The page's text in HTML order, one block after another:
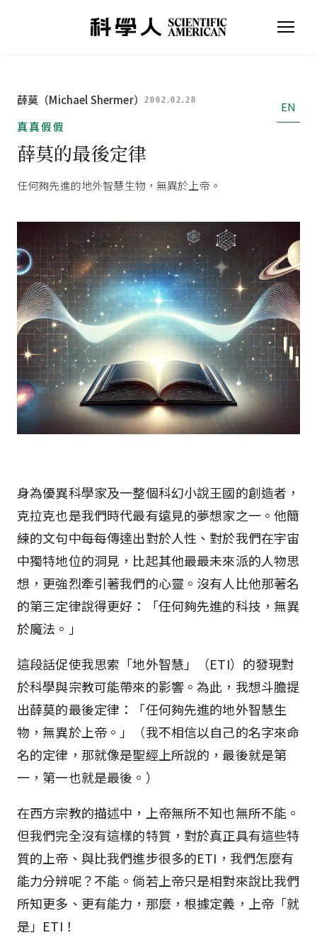
薛莫（Michael Shermer） 2002.02.28
EN
真真假假
薛莫的最後定律
任何夠先進的地外智慧生物，無異於上帝。
身為優異科學家及一整個科幻小說王國的創造者，
克拉克也是我們時代最有遠見的夢想家之一。他簡
練的文句中每每傳達出對於人性、對於我們在宇宙
中獨特地位的洞見，比起其他最最未來派的人物思
想，更強烈牽引著我們的心靈。沒有人比他那著名
的第三定律說得更好：「任何夠先進的科技，無異
於魔法。」
這段話促使我思索「地外智慧」（ETI）的發現對
於科學與宗教可能帶來的影響。為此，我想斗膽提
出薛莫的最後定律：「任何夠先進的地外智慧生
物，無異於上帝。」（我不相信以自己的名字來命
名的定律，那就像是聖經上所說的，最後就是第
一，第一也就是最後。）
在西方宗教的描述中，上帝無所不知也無所不能。
但我們完全沒有這樣的特質，對於真正具有這些特
質的上帝、與比我們進步很多的ETI，我們怎麼有
能力分辨呢？不能。倘若上帝只是相對來說比我們
所知更多、更有能力，那麼，根據定義，上帝「就
是」ETI！